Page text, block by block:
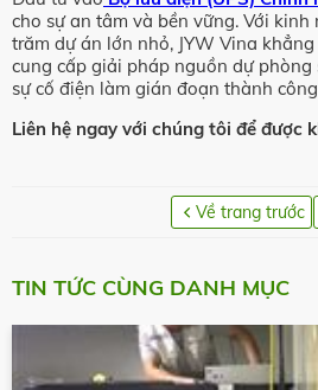
cho sự an tâm và bền vững. Với
trăm dự án lớn nhỏ, JYW Vina
cung cấp giải pháp nguồn dự phòng
sự cố điện làm gián đoạn thành
Liên hệ ngay với chúng tôi để được
Về trang trước
TIN TỨC CÙNG DANH MỤC